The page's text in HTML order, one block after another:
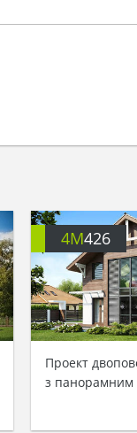
4M426
Проект
з панорамним